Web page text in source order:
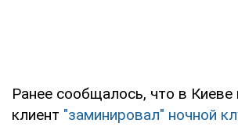
Ранее сообщалось, что в
клиент "заминировал" ночной